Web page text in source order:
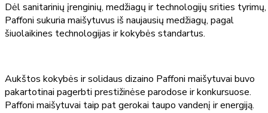
Dėl sanitarinių įrenginių, medžiagų ir technologijų srities tyrimų,
Paffoni sukuria maišytuvus iš naujausių medžiagų, pagal
šiuolaikines technologijas ir kokybės standartus.
Aukštos kokybės ir solidaus dizaino Paffoni maišytuvai buvo
pakartotinai pagerbti prestižinėse parodose ir konkursuose.
Paffoni maišytuvai taip pat gerokai taupo vandenį ir energiją.